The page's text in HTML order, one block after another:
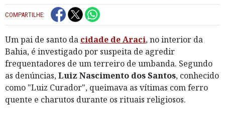
COMPARTILHE:
Um pai de santo da cidade de Araci, no interior da
Bahia, é investigado por suspeita de agredir
frequentadores de um terreiro de umbanda. Segundo
as denúncias,Luiz Nascimento dos Santos, conhecido
como "Luiz Curador", queimava as vítimas com ferro
quente e charutos durante os rituais religiosos.